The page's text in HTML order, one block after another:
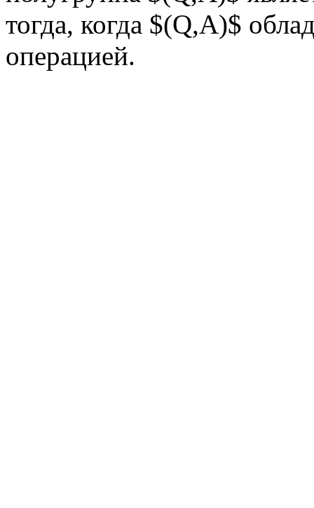
тогда, когда $(Q,A)$
операцией.